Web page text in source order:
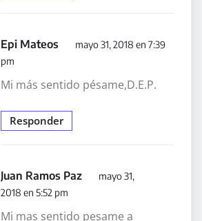
Epi Mateos
mayo 31, 2018 en 7:39
pm
Mi más sentido pésame,D.E.P.
Responder
Juan Ramos Paz
mayo 31,
2018 en 5:52 pm
Mi mas sentido pesame a